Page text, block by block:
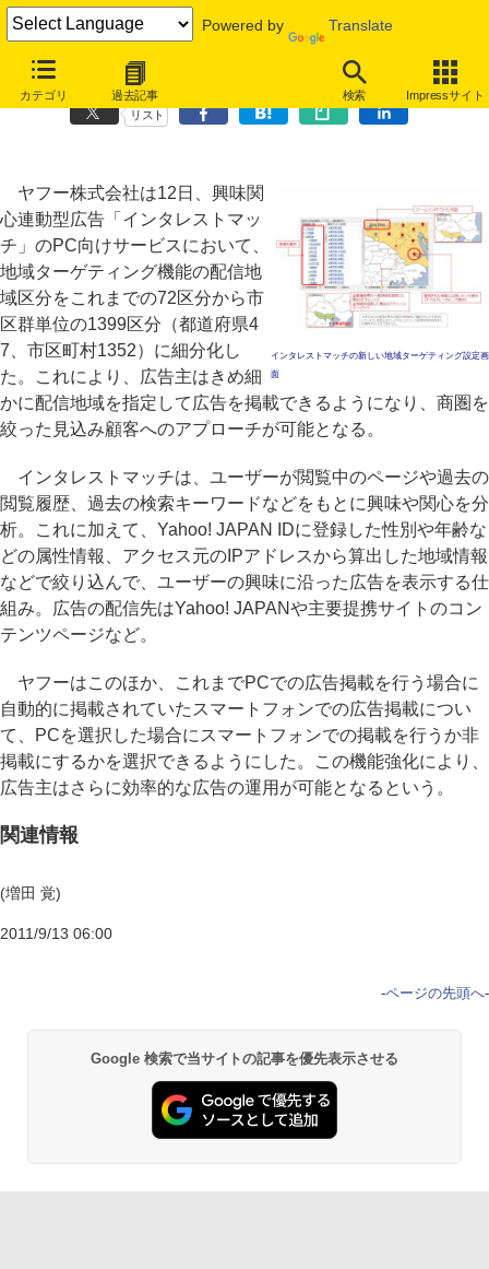
Powered by Translate
カテゴリ 過去記事 検索 Impressサイト
ヤフー、「インタレストマッチ」配信地域を市区群単位に細分化
リスト
インタレストマッチの新しい地域ターゲティング設定画
面
ヤフー株式会社は12日、興味関
心連動型広告「インタレストマッ
チ」のPC向けサービスにおいて、
地域ターゲティング機能の配信地
域区分をこれまでの72区分から市
区群単位の1399区分（都道府県4
7、市区町村1352）に細分化し
た。これにより、広告主はきめ細
かに配信地域を指定して広告を掲載できるようになり、商圏を
絞った見込み顧客へのアプローチが可能となる。
インタレストマッチは、ユーザーが閲覧中のページや過去の
閲覧履歴、過去の検索キーワードなどをもとに興味や関心を分
析。これに加えて、Yahoo! JAPAN IDに登録した性別や年齢な
どの属性情報、アクセス元のIPアドレスから算出した地域情報
などで絞り込んで、ユーザーの興味に沿った広告を表示する仕
組み。広告の配信先はYahoo! JAPANや主要提携サイトのコン
テンツページなど。
ヤフーはこのほか、これまでPCでの広告掲載を行う場合に
自動的に掲載されていたスマートフォンでの広告掲載につい
て、PCを選択した場合にスマートフォンでの掲載を行うか非
掲載にするかを選択できるようにした。この機能強化により、
広告主はさらに効率的な広告の運用が可能となるという。
関連情報
(増田 覚)
2011/9/13 06:00
-ページの先頭へ-
Google 検索で当サイトの記事を優先表示させる